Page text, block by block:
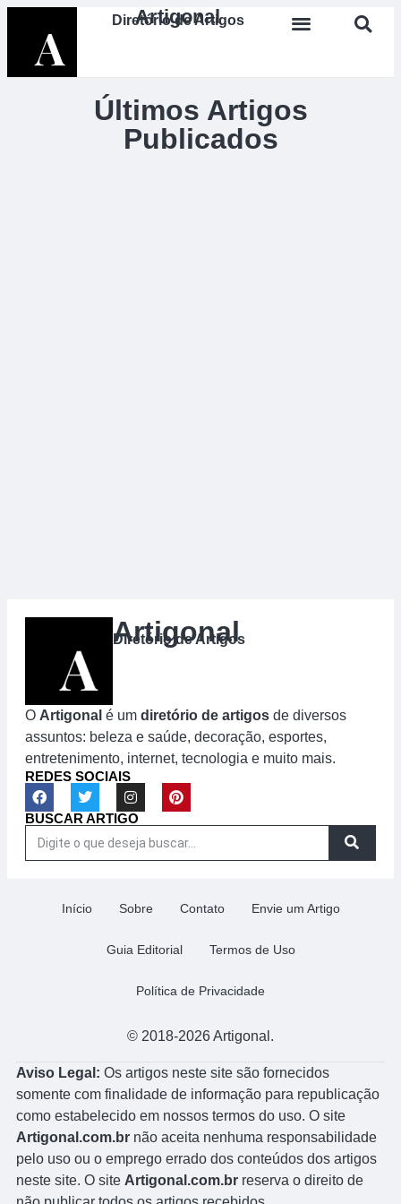
Artigonal
Diretório de Artigos
Últimos Artigos
Publicados
Artigonal
Diretório de Artigos
O Artigonal é um diretório de artigos de diversos
assuntos: beleza e saúde, decoração, esportes,
entretenimento, internet, tecnologia e muito mais.
REDES SOCIAIS
BUSCAR ARTIGO
© 2018-2026 Artigonal.
Início Sobre Contato Envie um Artigo
Guia Editorial Termos de Uso
Política de Privacidade
Aviso Legal: Os artigos neste site são fornecidos
somente com finalidade de informação para republicação
como estabelecido em nossos termos do uso. O site
Artigonal.com.br não aceita nenhuma responsabilidade
pelo uso ou o emprego errado dos conteúdos dos artigos
neste site. O site Artigonal.com.br reserva o direito de